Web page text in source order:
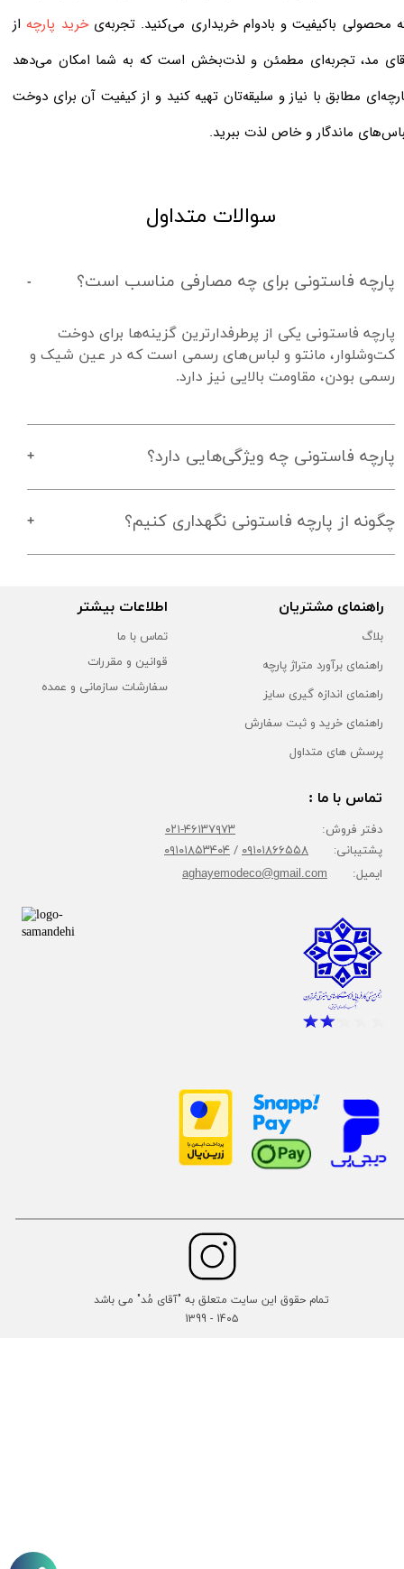
محصولی باکیفیت و بادوام خریداری می‌کنید. تجربه‌یخرید پارچه از
مد، تجربه‌ای مطمئن و لذت‌بخش است که به شما امکان می‌دهد
مطابق با نیاز و سلیقه‌تان تهیه کنید و از کیفیت آن برای دوخت
ماندگار و خاص لذت ببرید.
سوالات متداول
پارچه فاستونی برای چه مصارفی مناسب است؟
رسمی بودن، مقاومت بالایی نیز دارد.
پارچه فاستونی چه ویژگی‌هایی دارد؟
چگونه از پارچه فاستونی نگهداری کنیم؟
راهنمای مشتریان
بلاگ
راهنمای برآورد متراژ پارچه
راهنمای اندازه گیری سایز
راهنمای خرید و ثبت سفارش
پرسش های متداول
اطلاعات بیشتر
تماس با ما
قوانین و مقررات
سفارشات سازمانی و عمده
تمام حقوق این سایت متعلق به "آقای مُد" می باشد
14۰۵ - 1399
تماس با ما :
دفتر فروش: ۴۶۱۳۷۹۷۳-۰۲۱
پشتیبانی: ۰۹۱۰۱۸۶۶۵۵۸/۰۹۱۰۱۸۵۳۴۰۴
ایمیل: aghayemodeco@gmail.com